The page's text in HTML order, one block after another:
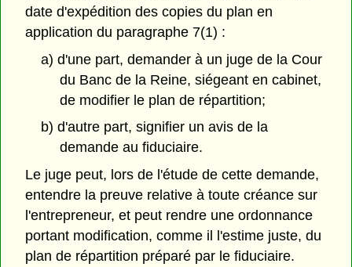
date d'expédition des copies du plan en
application du paragraphe 7(1) :
a) d'une part, demander à un juge de la Cour
du Banc de la Reine, siégeant en cabinet,
de modifier le plan de répartition;
b) d'autre part, signifier un avis de la
demande au fiduciaire.
Le juge peut, lors de l'étude de cette demande,
entendre la preuve relative à toute créance sur
l'entrepreneur, et peut rendre une ordonnance
portant modification, comme il l'estime juste, du
plan de répartition préparé par le fiduciaire.